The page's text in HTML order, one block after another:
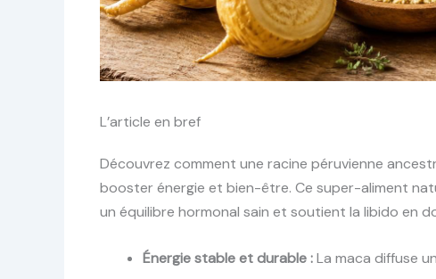
L’article en bref
Découvrez comment une racine péruvienne
booster énergie et bien-être. Ce super-aliment
un équilibre hormonal sain et soutient la libido en
Énergie stable et durable :La maca diffuse